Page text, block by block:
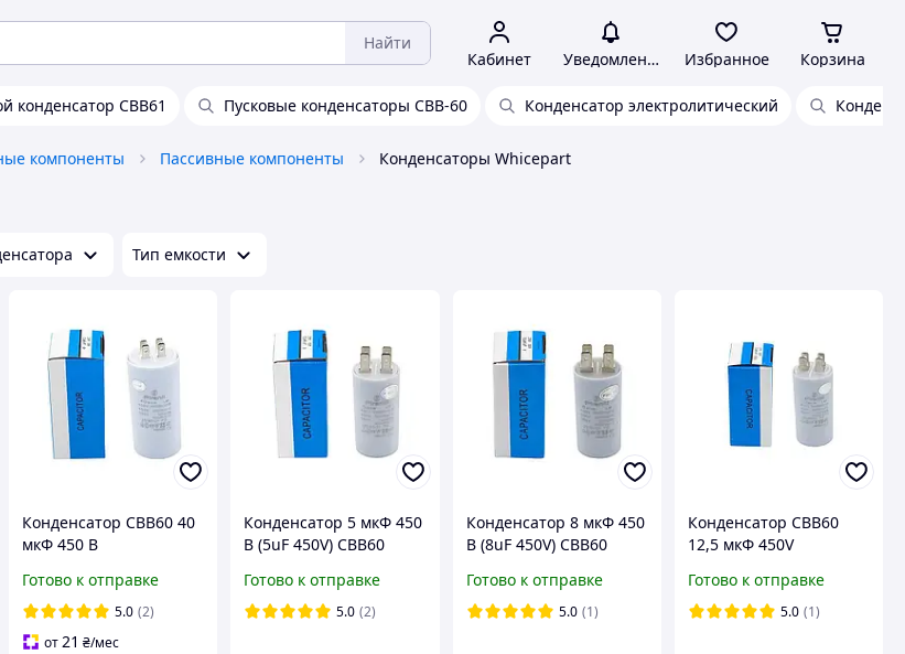
Найти
Кабинет Уведомления Избранное Корзина
конденсатор CBB61 Пусковые конденсаторы CBB-60 Конденсатор электролитический
компоненты Пассивные компоненты Конденсаторы Whicepart
Тип емкости
Конденсатор CBB60 40
мкФ 450 В
клеммами (Piranil) -
конденсаторы
Whicepart
Готово к отправке
5.0 (2)
от21 ₴/мес
Конденсатор 5 мкФ 450
В (5uF 450V) CBB60
клеммами (Piranil)
Готово к отправке
5.0 (2)
Конденсатор 8 мкФ 450
В (8uF 450V) CBB60
клеммами (Piranil) -
конденсаторы
Готово к отправке
5.0 (1)
Конденсатор CBB60
12,5 мкФ 450V
клеммами (Piranil) -
конденсаторы
Готово к отправке
5.0 (1)